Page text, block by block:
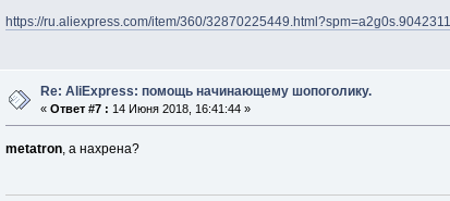
https://ru.aliexpress.com/item/360/
Re: AliExpress: помощь начинающему шопоголику.
«Ответ #7 : 14 Июня 2018, 16:41:44 »
metatron, а нахрена?